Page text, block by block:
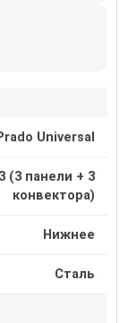
Universal
(3 панели + 3
конвектора)
Нижнее
Сталь